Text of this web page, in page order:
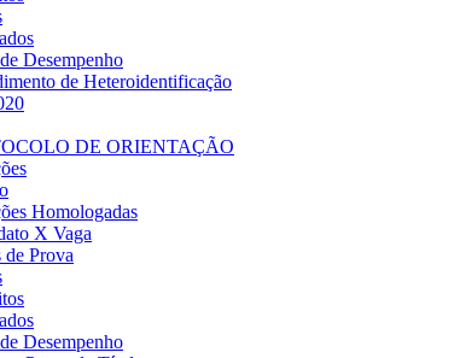
Desempenho
de Heteroidentificação
DE ORIENTAÇÃO
Homologadas
X Vaga
de Prova
Desempenho